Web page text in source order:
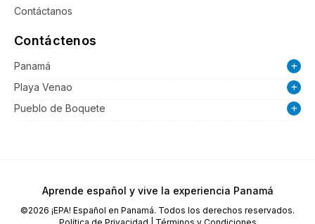
Contáctanos
Contáctenos
Panamá
Playa Venao
Pueblo de Boquete
Aprende español y vive la experiencia Panamá
©2026 ¡EPA! Español en Panamá. Todos los derechos reservados.